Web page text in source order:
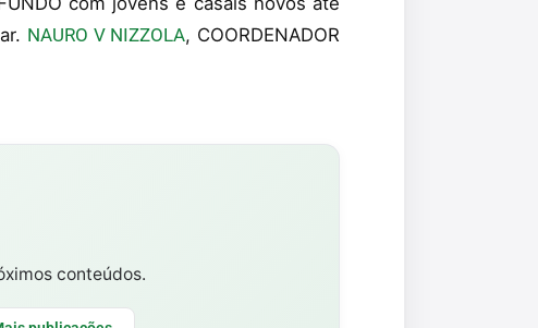
NAURO V NIZZOLA, COORDENADOR
conteúdos.